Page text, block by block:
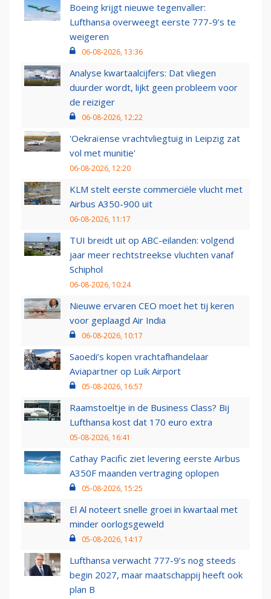
Boeing krijgt nieuwe tegenvaller:
Lufthansa overweegt eerste 777-9’s te
weigeren
06-08-2026, 13:36
Analyse kwartaalcijfers: Dat vliegen
duurder wordt, lijkt geen probleem voor
de reiziger
06-08-2026, 12:22
'Oekraïense vrachtvliegtuig in Leipzig zat
vol met munitie'
06-08-2026, 12:20
KLM stelt eerste commerciële vlucht met
Airbus A350-900 uit
06-08-2026, 11:17
TUI breidt uit op ABC-eilanden: volgend
jaar meer rechtstreekse vluchten vanaf
Schiphol
06-08-2026, 10:24
Nieuwe ervaren CEO moet het tij keren
voor geplaagd Air India
06-08-2026, 10:17
Saoedi’s kopen vrachtafhandelaar
Aviapartner op Luik Airport
05-08-2026, 16:57
Raamstoeltje in de Business Class? Bij
Lufthansa kost dat 170 euro extra
05-08-2026, 16:41
Cathay Pacific ziet levering eerste Airbus
A350F maanden vertraging oplopen
05-08-2026, 15:25
El Al noteert snelle groei in kwartaal met
minder oorlogsgeweld
05-08-2026, 14:17
Lufthansa verwacht 777-9’s nog steeds
begin 2027, maar maatschappij heeft ook
plan B